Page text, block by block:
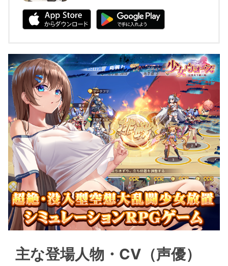
主な登場人物・CV（声優）